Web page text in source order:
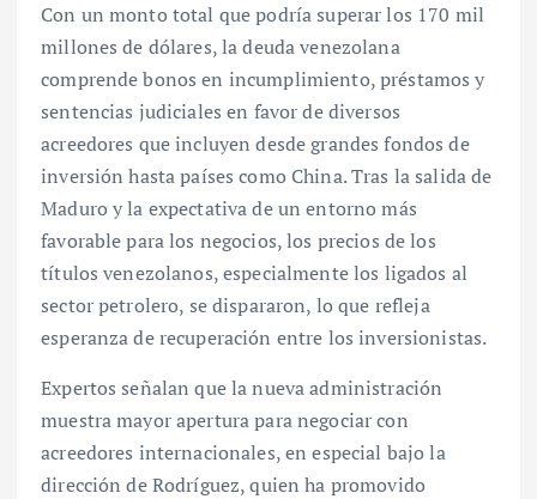
Con un monto total que podría superar los 170 mil
millones de dólares, la deuda venezolana
comprende bonos en incumplimiento, préstamos y
sentencias judiciales en favor de diversos
acreedores que incluyen desde grandes fondos de
inversión hasta países como China. Tras la salida de
Maduro y la expectativa de un entorno más
favorable para los negocios, los precios de los
títulos venezolanos, especialmente los ligados al
sector petrolero, se dispararon, lo que refleja
esperanza de recuperación entre los inversionistas.
Expertos señalan que la nueva administración
muestra mayor apertura para negociar con
acreedores internacionales, en especial bajo la
dirección de Rodríguez, quien ha promovido